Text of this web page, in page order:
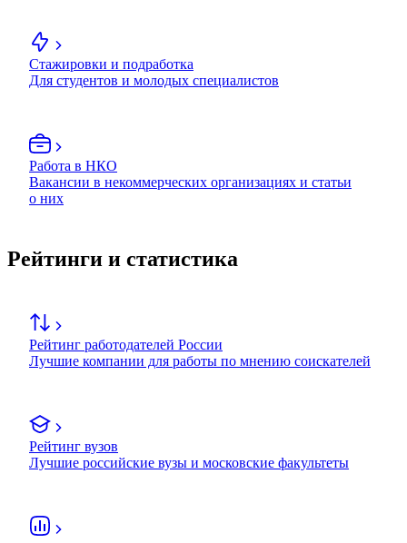
Стажировки и подработка
Для студентов и молодых специалистов
Работа в НКО
Вакансии в некоммерческих организациях и статьи
о них
Рейтинги и статистика
Рейтинг работодателей России
Лучшие компании для работы по мнению соискателей
Рейтинг вузов
Лучшие российские вузы и московские факультеты